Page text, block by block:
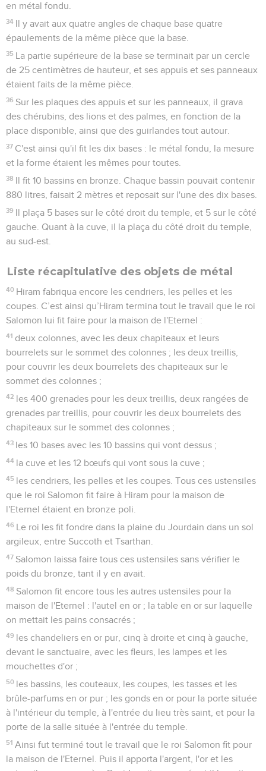
en métal fondu.
34 Il y avait aux quatre angles de chaque base quatre
épaulements de la même pièce que la base.
35 La partie supérieure de la base se terminait par un cercle
de 25 centimètres de hauteur, et ses appuis et ses panneaux
étaient faits de la même pièce.
36 Sur les plaques des appuis et sur les panneaux, il grava
des chérubins, des lions et des palmes, en fonction de la
place disponible, ainsi que des guirlandes tout autour.
37 C'est ainsi qu'il fit les dix bases : le métal fondu, la mesure
et la forme étaient les mêmes pour toutes.
38 Il fit 10 bassins en bronze. Chaque bassin pouvait contenir
880 litres, faisait 2 mètres et reposait sur l'une des dix bases.
39 Il plaça 5 bases sur le côté droit du temple, et 5 sur le côté
gauche. Quant à la cuve, il la plaça du côté droit du temple,
au sud-est.
Liste récapitulative des objets de métal
40 Hiram fabriqua encore les cendriers, les pelles et les
coupes. C’est ainsi qu’Hiram termina tout le travail que le roi
Salomon lui fit faire pour la maison de l'Eternel :
41 deux colonnes, avec les deux chapiteaux et leurs
bourrelets sur le sommet des colonnes ; les deux treillis,
pour couvrir les deux bourrelets des chapiteaux sur le
sommet des colonnes ;
42 les 400 grenades pour les deux treillis, deux rangées de
grenades par treillis, pour couvrir les deux bourrelets des
chapiteaux sur le sommet des colonnes ;
43 les 10 bases avec les 10 bassins qui vont dessus ;
44 la cuve et les 12 bœufs qui vont sous la cuve ;
45 les cendriers, les pelles et les coupes. Tous ces ustensiles
que le roi Salomon fit faire à Hiram pour la maison de
l'Eternel étaient en bronze poli.
46 Le roi les fit fondre dans la plaine du Jourdain dans un sol
argileux, entre Succoth et Tsarthan.
47 Salomon laissa faire tous ces ustensiles sans vérifier le
poids du bronze, tant il y en avait.
48 Salomon fit encore tous les autres ustensiles pour la
maison de l'Eternel : l'autel en or ; la table en or sur laquelle
on mettait les pains consacrés ;
49 les chandeliers en or pur, cinq à droite et cinq à gauche,
devant le sanctuaire, avec les fleurs, les lampes et les
mouchettes d'or ;
50 les bassins, les couteaux, les coupes, les tasses et les
brûle-parfums en or pur ; les gonds en or pour la porte située
à l'intérieur du temple, à l'entrée du lieu très saint, et pour la
porte de la salle située à l'entrée du temple.
51 Ainsi fut terminé tout le travail que le roi Salomon fit pour
la maison de l'Eternel. Puis il apporta l'argent, l'or et les